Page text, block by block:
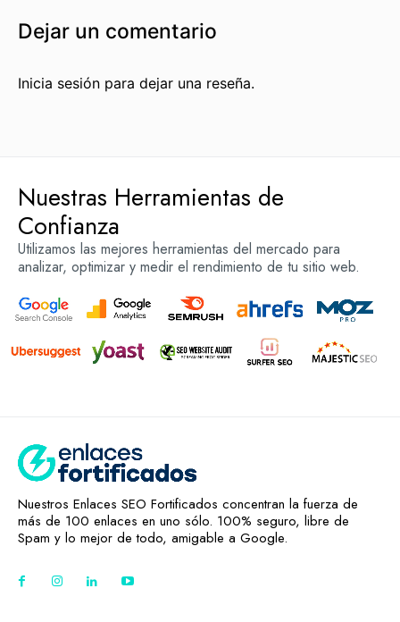
Estás a punto de sentarte a la mesa con gente que te
Dejar un comentario
Inicia sesión para dejar una reseña.
Nuestras Herramientas de
Confianza
Utilizamos las mejores herramientas del mercado para
analizar, optimizar y medir el rendimiento de tu sitio web.
Nuestros Enlaces SEO Fortificados concentran la fuerza de
más de 100 enlaces en uno sólo. 100% seguro, libre de
Spam y lo mejor de todo, amigable a Google.